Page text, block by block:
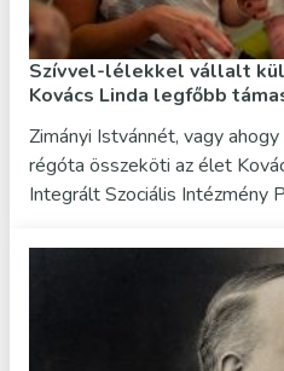
Szívvel-lélekkel vállalt
Kovács Linda legfőbb
Zimányi Istvánnét, vagy
régóta összeköti az élet
Integrált Szociális Intézmény